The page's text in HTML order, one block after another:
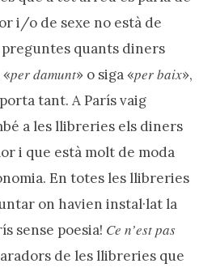
i/o de sexe no està de
preguntes quants diners
per damunt» o siga «per baix»,
tant. A París vaig
a les llibreries els diners
i que està molt de moda
En totes les llibreries
on havien instal·lat la
sense poesia! Ce n’est pas
de les llibreries que